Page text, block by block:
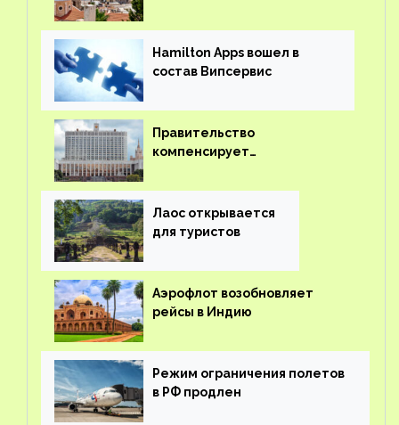
Hamilton Apps вошел в
состав Випсервис
Правительство
компенсирует
вывоз россиян из-за рубежа
Лаос открывается
для туристов
Аэрофлот возобновляет
рейсы в Индию
Режим ограничения полетов
в РФ продлен